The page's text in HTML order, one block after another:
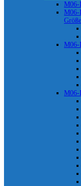
M06-
M06-
M06-
M06-